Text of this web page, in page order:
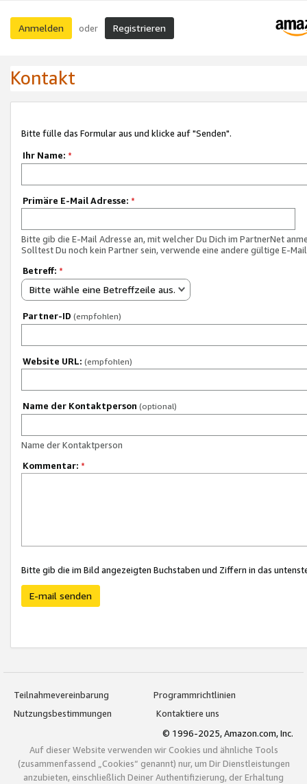
Anmelden oder Registrieren
Kontakt
Bitte fülle das Formular aus und klicke auf "Senden".
Ihr Name: *
Primäre E-Mail Adresse: *
Bitte gib die E-Mail Adresse an, mit welcher Du Dich im PartnerNet
Solltest Du noch kein Partner sein, verwende eine andere gültige E-
Betreff: *
Bitte wähle eine Betreffzeile aus.
Partner-ID (empfohlen)
Website URL: (empfohlen)
Name der Kontaktperson (optional)
Name der Kontaktperson
Kommentar: *
Bitte gib die im Bild angezeigten Buchstaben und Ziffern in das
E-mail senden
Teilnahmevereinbarung
Programmrichtlinien
Nutzungsbestimmungen
Kontaktiere uns
© 1996-2025, Amazon.com, Inc.
Auf dieser Website verwenden wir Cookies und ähnliche Tools
(zusammenfassend „Cookies“ genannt) nur, um Dir Dienstleistungen
anzubieten, einschließlich Deiner Authentifizierung, der Erhaltung